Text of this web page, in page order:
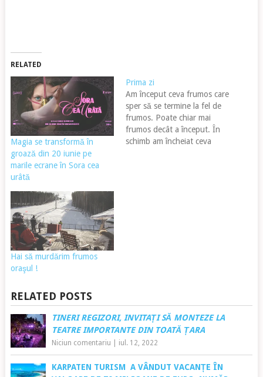
RELATED
Magia se transformă în
groază din 20 iunie pe
marile ecrane în Sora cea
urâtă
Prima zi
Am început ceva frumos care
sper să se termine la fel de
frumos. Poate chiar mai
frumos decât a început. În
schimb am încheiat ceva
Hai să murdărim frumos
oraşul !
RELATED POSTS
TINERI REGIZORI, INVITAȚI SĂ MONTEZE LA
TEATRE IMPORTANTE DIN TOATĂ ȚARA
Niciun comentariu iul. 12, 2022
KARPATEN TURISM A VÂNDUT VACANȚE ÎN